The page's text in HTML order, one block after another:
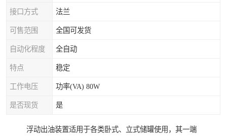
接口方式 法兰
可售范围 全国可发货
自动化程度 全自动
特点 稳定
工作电压 功率(VA) 80W
是否现货 是
浮动出油装置适用于各类卧式、立式储罐使用，其一端